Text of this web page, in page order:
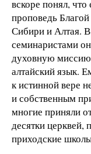
вскоре понял,
проповедь
Сибири и Алтая. В
семинаристами
духовную
алтайский язык.
к истинной вере
и собственным
многие приняли
десятки
приходские